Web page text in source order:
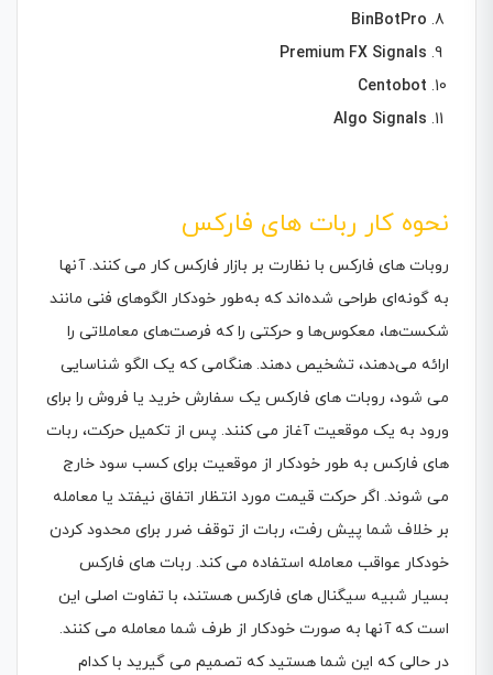
BinBotPro
Premium FX Signals
Centobot
Algo Signals
نحوه کار ربات های فارکس
روبات های فارکس با نظارت بر بازار فارکس کار می کنند. آنها
به گونه‌ای طراحی شده‌اند که به‌طور خودکار الگوهای فنی مانند
شکست‌ها، معکوس‌ها و حرکتی را که فرصت‌های معاملاتی را
ارائه می‌دهند، تشخیص دهند. هنگامی که یک الگو شناسایی
می شود، روبات های فارکس یک سفارش خرید یا فروش را برای
ورود به یک موقعیت آغاز می کنند. پس از تکمیل حرکت، ربات
های فارکس به طور خودکار از موقعیت برای کسب سود خارج
می شوند. اگر حرکت قیمت مورد انتظار اتفاق نیفتد یا معامله
بر خلاف شما پیش رفت، ربات از توقف ضرر برای محدود کردن
خودکار عواقب معامله استفاده می کند. ربات های فارکس
بسیار شبیه سیگنال های فارکس هستند، با تفاوت اصلی این
است که آنها به صورت خودکار از طرف شما معامله می کنند.
در حالی که این شما هستید که تصمیم می گیرید با کدام